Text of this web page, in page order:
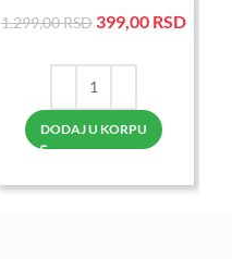
1.299,00RSD 399,00 RSD
DODAJ U KORPU